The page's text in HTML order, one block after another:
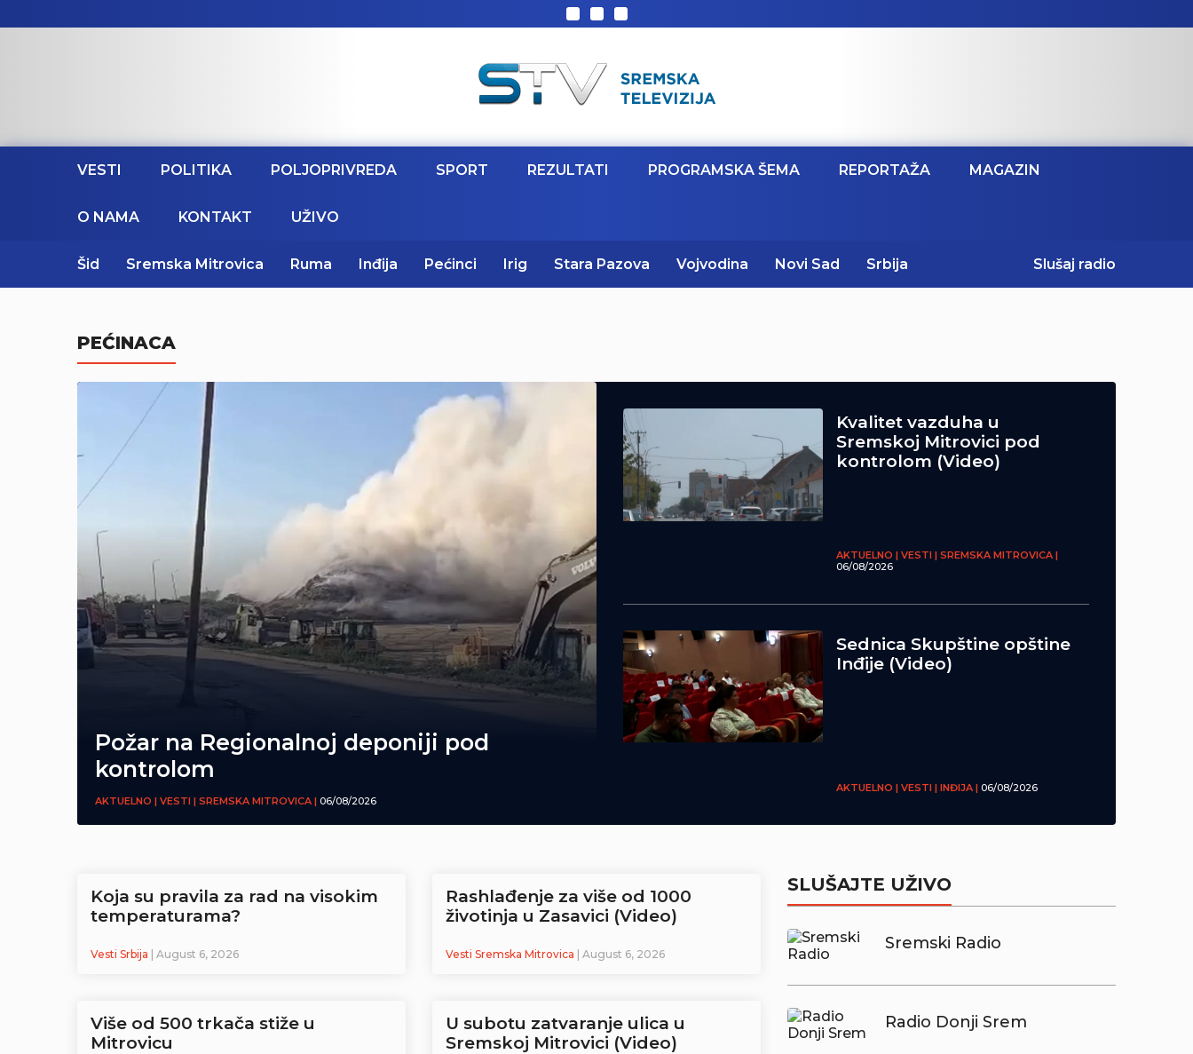
VESTI POLITIKA POLJOPRIVREDA SPORT REZULTATI PROGRAMSKA ŠEMA REPORTAŽA MAGAZIN
O NAMA KONTAKT UŽIVO
Šid Sremska Mitrovica Ruma Inđija Pećinci Irig Stara Pazova Vojvodina Novi Sad Srbija Slušaj radio
PEĆINACA
Požar na Regionalnoj deponiji pod
kontrolom
AKTUELNO | VESTI | SREMSKA MITROVICA | 06/08/2026
Kvalitet vazduha u
Sremskoj Mitrovici pod
kontrolom (Video)
AKTUELNO | VESTI | SREMSKA MITROVICA |
06/08/2026
Sednica Skupštine opštine
Inđije (Video)
AKTUELNO | VESTI | INĐIJA | 06/08/2026
Koja su pravila za rad na visokim
temperaturama?
Vesti Srbija | August 6, 2026
Rashlađenje za više od 1000
životinja u Zasavici (Video)
Vesti Sremska Mitrovica | August 6, 2026
Više od 500 trkača stiže u
Mitrovicu
U subotu zatvaranje ulica u
Sremskoj Mitrovici (Video)
SLUŠAJTE UŽIVO
Sremski Radio
Radio Donji Srem